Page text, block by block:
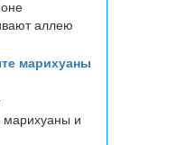
марихуаны